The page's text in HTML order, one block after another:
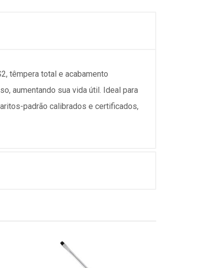
têmpera total e acabamento
aumentando sua vida útil. Ideal para
padrão calibrados e certificados,